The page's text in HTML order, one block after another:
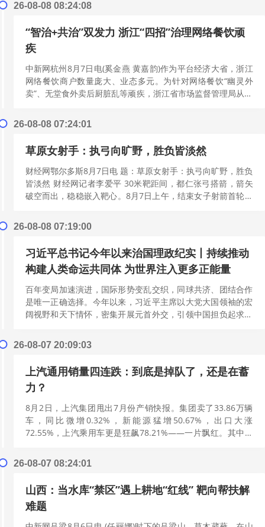
26-08-08 08:24:08
“智治+共治”双发力 浙江“四招”治理网络餐饮顽
疾
中新网杭州8月7日电(奚金燕 黄嘉韵)作为平台经济大省，浙江
网络餐饮商户数量庞大、业态多元。为针对网络餐饮“幽灵外
卖”、无堂食外卖后厨脏乱等顽疾，浙江省市场监督管理局从准
26-08-08 07:24:01
草原女射手：执弓向旷野，胜负皆淡然
财经网鄂尔多斯8月7日电 题：草原女射手：执弓向旷野，胜负
皆淡然 财经网记者李爱平 30米靶距间，都仁张弓搭箭，箭矢
破空而出，稳稳嵌入靶心。8月7日上午，结束女子射箭首轮比
26-08-08 07:19:00
习近平总书记今年以来治国理政纪实丨持续推动
构建人类命运共同体 为世界注入更多正能量
百年变局加速演进，国际形势变乱交织，同球共济、团结合作
是唯一正确选择。今年以来，习近平主席以大党大国领袖的宏
阔视野和天下情怀，密集开展元首外交，引领中国担负起求和
26-08-07 20:09:03
上汽通用销量四连跌：到底是掉队了，还是在蓄
力？
8月2日，上汽集团甩出7月份产销快报。集团卖了33.86万辆
车，同比微增0.32%，新能源猛增50.67%，出口大涨
72.55%，上汽乘用车更是狂飙78.21%——一片飘红。其中，
26-08-07 08:24:01
山西：当水库“禁区”遇上耕地“红线” 靶向帮扶解
难题